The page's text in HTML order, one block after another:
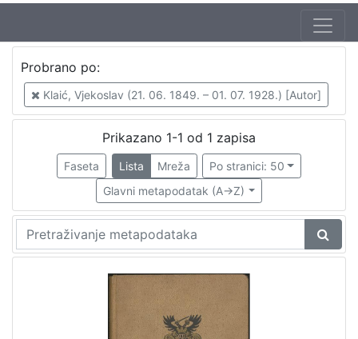
Jezik
hrvatski
Probrano po:
Klaić, Vjekoslav (21. 06. 1849. – 01. 07. 1928.) [Autor]
Prikazano 1-1 od 1 zapisa
Faseta Lista Mreža
Po stranici: 50
Glavni metapodatak (A->Z)